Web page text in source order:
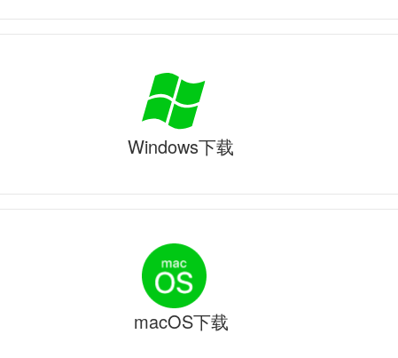
Windows下载
macOS下载